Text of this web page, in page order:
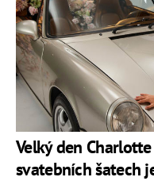
Velký den
svatebních šatech